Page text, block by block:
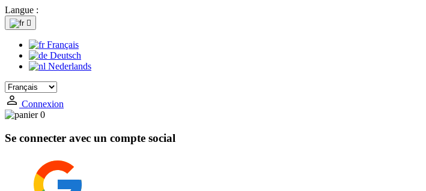
Langue :

Français
Deutsch
Nederlands
Connexion
0
Se connecter avec un compte social